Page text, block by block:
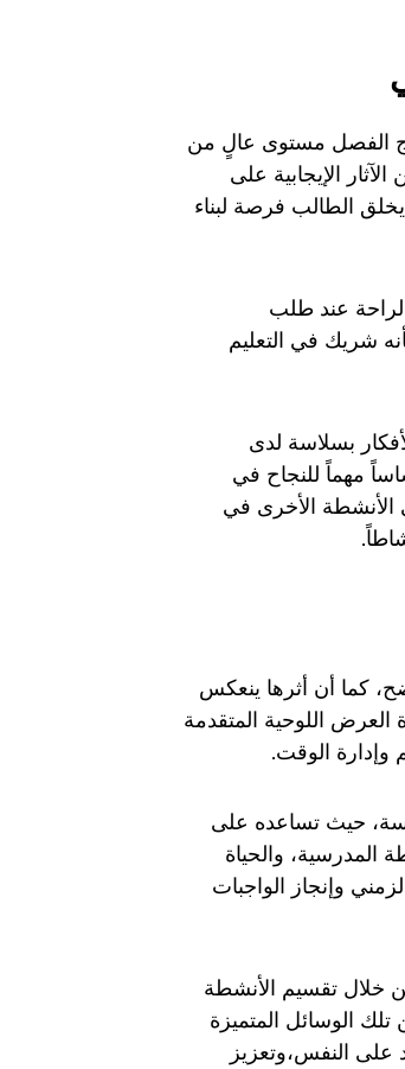
الفصل مستوى عالٍ من
الإيجابية على
الطالب فرصة لبناء
عند طلب
شريك في التعليم
بسلاسة لدى
مهماً للنجاح في
الأنشطة الأخرى في
كما أن أثرها ينعكس
اللوحية المتقدمة
وإدارة الوقت.
حيث تساعده على
المدرسية، والحياة
وإنجاز الواجبات
خلال تقسيم الأنشطة
الوسائل المتميزة
على النفس،وتعزيز